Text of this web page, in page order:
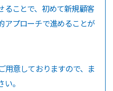
ることで、初めて新規顧客
アプローチで進めることが
用意しておりますので、ま
。